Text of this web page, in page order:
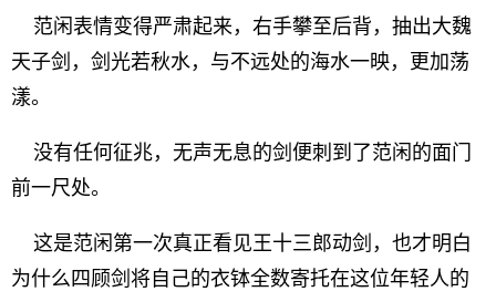
范闲表情变得严肃起来，右手攀至后背，抽出大魏
天子剑，剑光若秋水，与不远处的海水一映，更加荡
漾。
没有任何征兆，无声无息的剑便刺到了范闲的面门
前一尺处。
这是范闲第一次真正看见王十三郎动剑，也才明白
为什么四顾剑将自己的衣钵全数寄托在这位年轻人的